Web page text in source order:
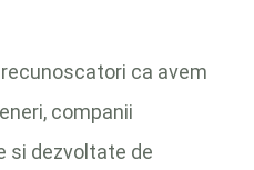
recunoscatori ca avem
companii
si dezvoltate de